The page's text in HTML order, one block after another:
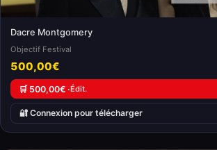
Dacre Montgomery
Objectif Festival
500,00€
🛒 500,00€ ·Édit.
🔐 Connexion pour télécharger